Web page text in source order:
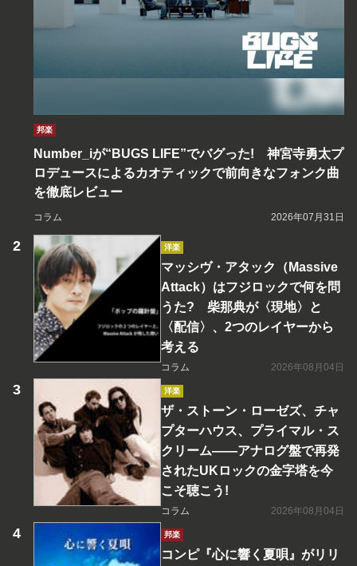
邦楽
Number_iが“BUGS LIFE”でバグった! 神宮寺勇太プ
ロデュースによるカオティックで前向きなフォンク曲
を徹底レビュー
コラム 2026年07月31日
洋楽
マッシヴ・アタック（Massive
Attack）はフジロックで何を問
うた? 柴那典が〈現地〉と
〈配信〉、2つのレイヤーから
考える
コラム 2026年08月04日
洋楽
ザ・ストーン・ローゼズ、チャ
プターハウス、プライマル・ス
クリーム――アナログ盤で再発
されたUKロックの金字塔を今
こそ聴こう!
コラム 2026年08月04日
邦楽
コンピ『心に響く夏唄』がリリ